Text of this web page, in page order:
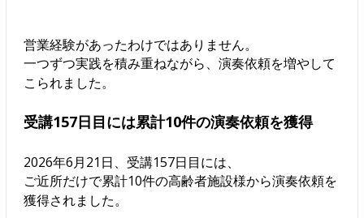
営業経験があったわけではありません。
一つずつ実践を積み重ねながら、演奏依頼を増やして
こられました。
受講157日目には累計10件の演奏依頼を獲得
2026年6月21日、受講157日目には、
ご近所だけで累計10件の高齢者施設様から演奏依頼を
獲得されました。